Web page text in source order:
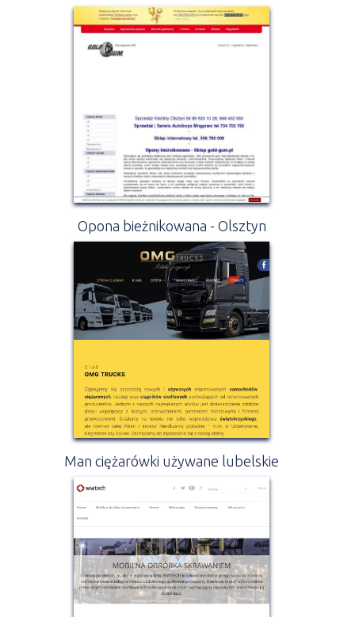
Opona bieżnikowana - Olsztyn
Man ciężarówki używane lubelskie